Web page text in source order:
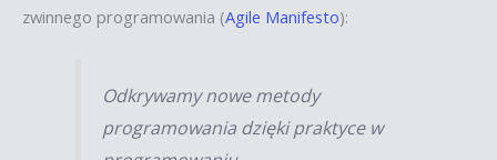
zwinnego programowania (Agile Manifesto):
Odkrywamy nowe metody
programowania dzięki praktyce w